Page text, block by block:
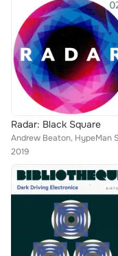
Radar: Black Square
2019